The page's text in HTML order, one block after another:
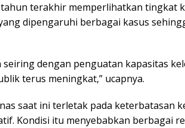
terakhir memperlihatkan tingkat
dipengaruhi berbagai kasus
dengan penguatan kapasitas
terus meningkat,” ucapnya.
saat ini terletak pada keterbatasan
Kondisi itu menyebabkan berbagai